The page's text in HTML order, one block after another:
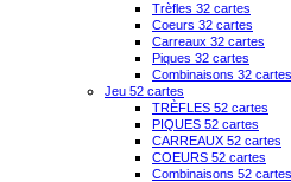
Trèfles 32 cartes
Coeurs 32 cartes
Carreaux 32 cartes
Piques 32 cartes
Combinaisons 32 cartes
Jeu 52 cartes
TRÈFLES 52 cartes
PIQUES 52 cartes
CARREAUX 52 cartes
COEURS 52 cartes
Combinaisons 52 cartes